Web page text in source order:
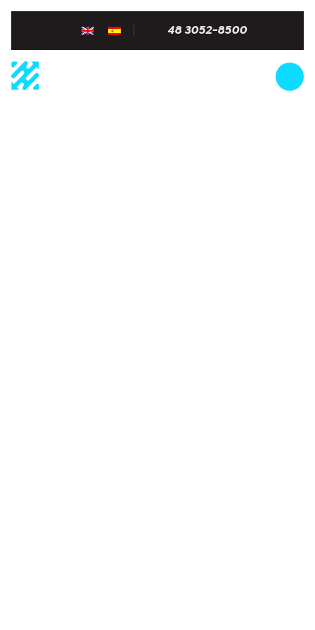
48 3052-8500